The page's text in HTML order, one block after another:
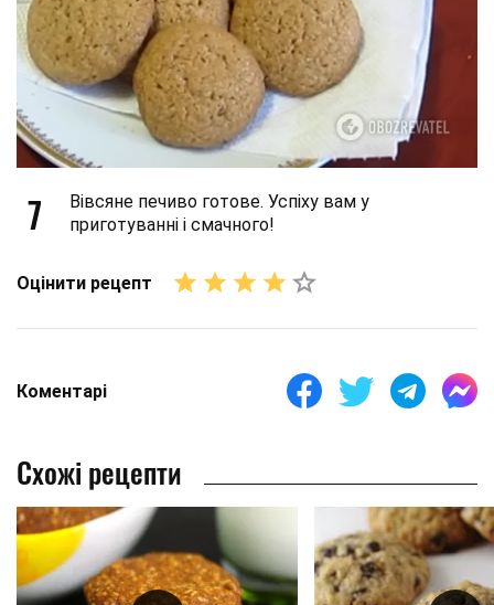
7
Вівсяне печиво готове. Успіху вам у
приготуванні і смачного!
Оцінити рецепт
Коментарі
Схожі рецепти